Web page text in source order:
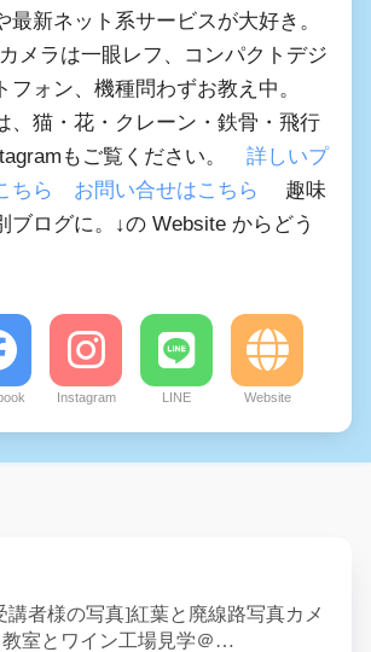
最新ネット系サービスが大好き。
メラは一眼レフ、コンパクトデジ
フォン、機種問わずお教え中。
、猫・花・クレーン・鉄骨・飛行
もご覧ください。 詳しいプ
ちら
お問い合せはこちら
趣味
ブログに。↓の Website からどう
Instagram LINE Website
講者様の写真]紅葉と廃線路写真カメ
教室とワイン工場見学＠…